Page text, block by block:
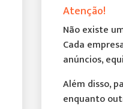
Atenção!
Não existe
Cada
anúncios,
Além disso,
enquanto